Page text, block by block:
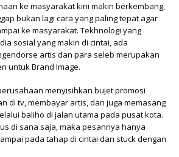
ke masyarakat kini makin berkembang,
bukan lagi cara yang paling tepat agar
ke masyarakat. Tekhnologi yang
sosial yang makin di cintai, ada
artis dan para seleb merupakan
untuk Brand Image.
menyisihkan bujet promosi
di tv, membayar artis, dan juga memasang
baliho di jalan utama pada pusat kota.
di sana saja, maka pesannya hanya
pada tahap di cintai dan stuck dengan